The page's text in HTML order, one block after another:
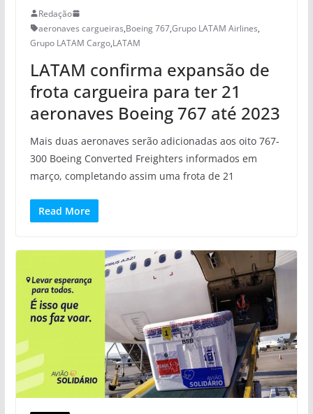
Redação
aeronaves cargueiras,Boeing 767,Grupo LATAM Airlines,
Grupo LATAM Cargo,LATAM
LATAM confirma expansão de
frota cargueira para ter 21
aeronaves Boeing 767 até 2023
Mais duas aeronaves serão adicionadas aos oito 767-
300 Boeing Converted Freighters informados em
março, completando assim uma frota de 21
Read More